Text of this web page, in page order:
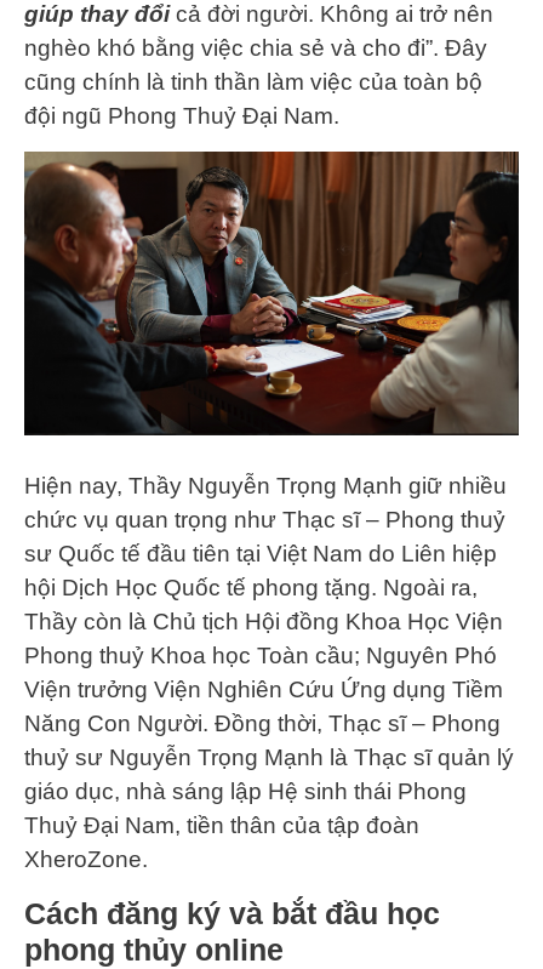
giúp thay đổicả đời người. Không ai trở nên
nghèo khó bằng việc chia sẻ và cho đi”. Đây
cũng chính là tinh thần làm việc của toàn bộ
đội ngũ Phong Thuỷ Đại Nam.
Hiện nay, Thầy Nguyễn Trọng Mạnh giữ nhiều
chức vụ quan trọng như Thạc sĩ – Phong thuỷ
sư Quốc tế đầu tiên tại Việt Nam do Liên hiệp
hội Dịch Học Quốc tế phong tặng. Ngoài ra,
Thầy còn là Chủ tịch Hội đồng Khoa Học Viện
Phong thuỷ Khoa học Toàn cầu; Nguyên Phó
Viện trưởng Viện Nghiên Cứu Ứng dụng Tiềm
Năng Con Người. Đồng thời, Thạc sĩ – Phong
thuỷ sư Nguyễn Trọng Mạnh là Thạc sĩ quản lý
giáo dục, nhà sáng lập Hệ sinh thái Phong
Thuỷ Đại Nam, tiền thân của tập đoàn
XheroZone.
Cách đăng ký và bắt đầu học
phong thủy online